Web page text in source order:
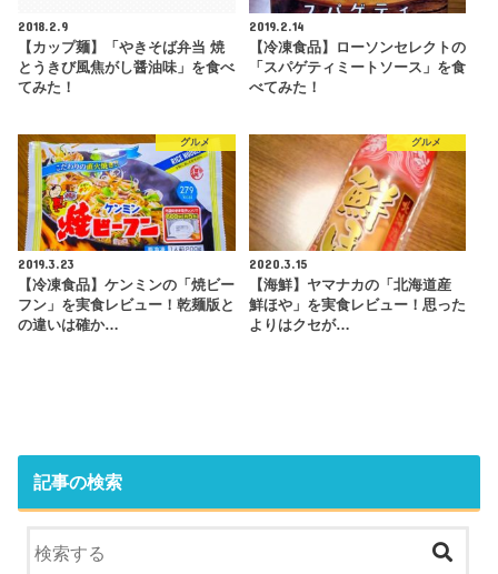
2018.2.9
【カップ麺】「やきそば弁当 焼
とうきび風焦がし醤油味」を食べ
てみた！
2019.2.14
【冷凍食品】ローソンセレクトの
「スパゲティミートソース」を食
べてみた！
グルメ
2019.3.23
【冷凍食品】ケンミンの「焼ビー
フン」を実食レビュー！乾麺版と
の違いは確か…
グルメ
2020.3.15
【海鮮】ヤマナカの「北海道産
鮮ほや」を実食レビュー！思った
よりはクセが…
記事の検索